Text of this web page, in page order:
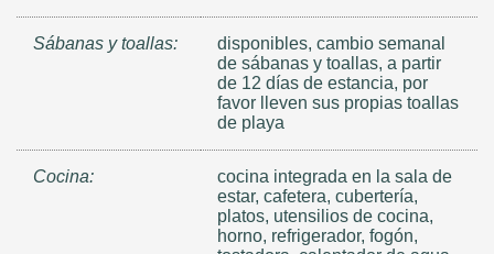
Sábanas y toallas:
disponibles, cambio semanal
de sábanas y toallas, a partir
de 12 días de estancia, por
favor lleven sus propias toallas
de playa
Cocina:
cocina integrada en la sala de
estar, cafetera, cubertería,
platos, utensilios de cocina,
horno, refrigerador, fogón,